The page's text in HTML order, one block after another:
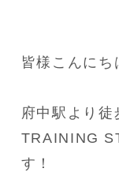
皆様こんにち
府中駅より
TRAINING
す！